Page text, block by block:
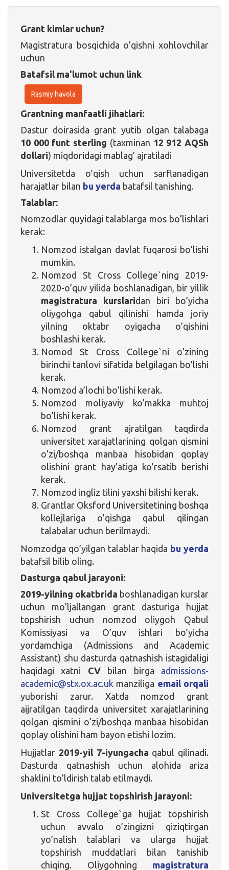
Grant kimlar uchun?
Magistratura bosqichida o’qishni xohlovchilar
uchun
Batafsil ma'lumot uchun link
Rasmiy havola
Grantning manfaatli jihatlari:
Dastur doirasida grant yutib olgan talabaga
10 000 funt sterling (taxminan 12 912 AQSh
dollari) miqdoridagi mablag’ ajratiladi
Universitetda o’qish uchun sarflanadigan
harajatlar bilan bu yerda batafsil tanishing.
Talablar:
Nomzodlar quyidagi talablarga mos bo’lishlari
kerak:
Nomzod istalgan davlat fuqarosi bo’lishi
mumkin.
Nomzod St Cross College`ning 2019-
2020-o’quv yilida boshlanadigan, bir yillik
magistratura
kurslaridan biri bo’yicha
oliygohga qabul qilinishi hamda joriy
yilning oktabr oyigacha o’qishini
boshlashi kerak.
Nomod St Cross College`ni o’zining
birinchi tanlovi sifatida belgilagan bo’lishi
kerak.
Nomzod a’lochi bo’lishi kerak.
Nomzod moliyaviy ko’makka muhtoj
bo’lishi kerak.
Nomzod grant ajratilgan taqdirda
universitet xarajatlarining qolgan qismini
o’zi/boshqa manbaa hisobidan qoplay
olishini grant hay’atiga ko’rsatib berishi
kerak.
Nomzod ingliz tilini yaxshi bilishi kerak.
Grantlar Oksford Universitetining boshqa
kollejlariga o’qishga qabul qilingan
talabalar uchun berilmaydi.
Nomzodga qo’yilgan talablar haqida bu yerda
batafsil bilib oling.
Dasturga qabul jarayoni:
2019-yilning okatbrida boshlanadigan kurslar
uchun mo’ljallangan grant dasturiga hujjat
topshirish uchun nomzod oliygoh Qabul
Komissiyasi va O’quv ishlari bo’yicha
yordamchiga (Admissions and Academic
Assistant) shu dasturda qatnashish istagidaligi
haqidagi xatni CV bilan birga admissions-
academic@stx.ox.ac.uk manziliga email orqali
yuborishi zarur. Xatda nomzod grant
aijratilgan taqdirda universitet xarajatlarining
qolgan qismini o’zi/boshqa manbaa hisobidan
qoplay olishini ham bayon etishi lozim.
Hujjatlar 2019-yil 7-iyungacha qabul qilinadi.
Dasturda qatnashish uchun alohida ariza
shaklini to’ldirish talab etilmaydi.
Universitetga hujjat topshirish jarayoni:
St Cross College`ga hujjat topshirish
uchun avvalo o’zingizni qiziqtirgan
yo’nalish talablari va ularga hujjat
topshirish muddatlari bilan tanishib
chiqing. Oliygohning magistratura